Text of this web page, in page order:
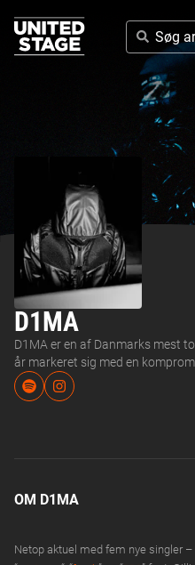
SØG
ARTISTER
D1MA
D1MA er en af Danmarks mest
år markeret sig med en
OM D1MA
Netop aktuel med fem nye singler –